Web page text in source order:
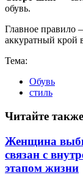
обувь.
Главное правило
аккуратный крой
Тема:
Обувь
стиль
Читайте также
Женщина
связан с
этапом жизни